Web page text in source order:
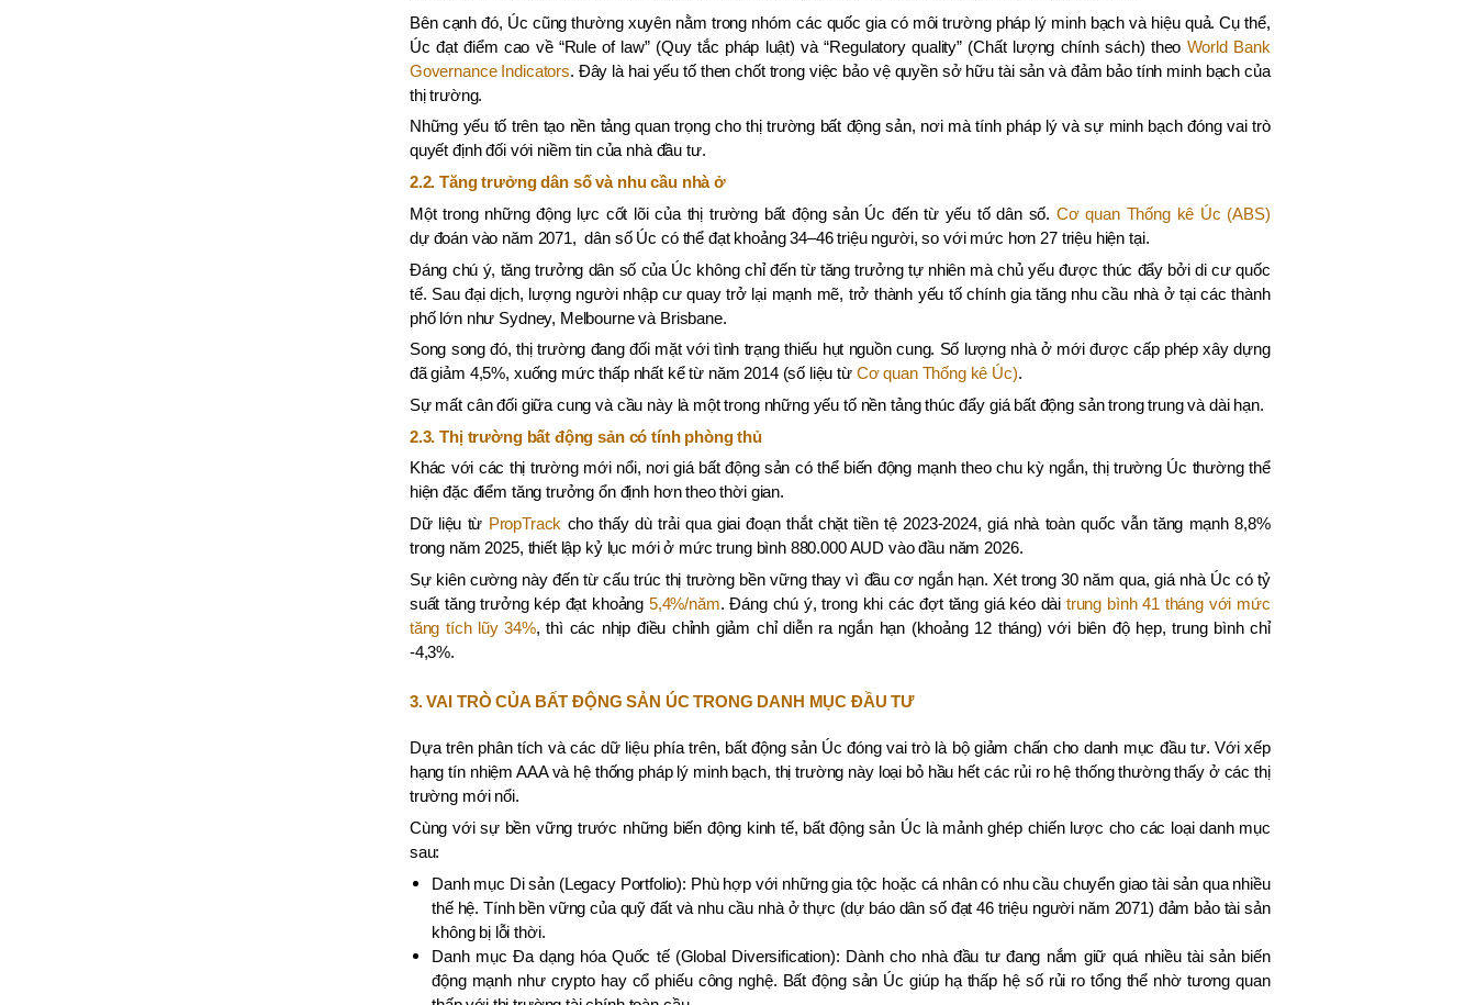
Bên cạnh đó, Úc cũng thường xuyên nằm trong nhóm các quốc gia có môi trường pháp lý minh bạch và hiệu quả. Cụ thể,
Úc đạt điểm cao về “Rule of law” (Quy tắc pháp luật) và “Regulatory quality” (Chất lượng chính sách) theo World Bank
Governance Indicators. Đây là hai yếu tố then chốt trong việc bảo vệ quyền sở hữu tài sản và đảm bảo tính minh bạch của
thị trường.
Những yếu tố trên tạo nền tảng quan trọng cho thị trường bất động sản, nơi mà tính pháp lý và sự minh bạch đóng vai trò
quyết định đối với niềm tin của nhà đầu tư.
2.2. Tăng trưởng dân số và nhu cầu nhà ở
Một trong những động lực cốt lõi của thị trường bất động sản Úc đến từ yếu tố dân số. Cơ quan Thống kê Úc (ABS)
dự đoán vào năm 2071, dân số Úc có thể đạt khoảng 34–46 triệu người, so với mức hơn 27 triệu hiện tại.
Đáng chú ý, tăng trưởng dân số của Úc không chỉ đến từ tăng trưởng tự nhiên mà chủ yếu được thúc đẩy bởi di cư quốc
tế. Sau đại dịch, lượng người nhập cư quay trở lại mạnh mẽ, trở thành yếu tố chính gia tăng nhu cầu nhà ở tại các thành
phố lớn như Sydney, Melbourne và Brisbane.
Song song đó, thị trường đang đối mặt với tình trạng thiếu hụt nguồn cung. Số lượng nhà ở mới được cấp phép xây dựng
đã giảm 4,5%, xuống mức thấp nhất kể từ năm 2014 (số liệu từ Cơ quan Thống kê Úc).
Sự mất cân đối giữa cung và cầu này là một trong những yếu tố nền tảng thúc đẩy giá bất động sản trong trung và dài hạn.
2.3. Thị trường bất động sản có tính phòng thủ
Khác với các thị trường mới nổi, nơi giá bất động sản có thể biến động mạnh theo chu kỳ ngắn, thị trường Úc thường thể
hiện đặc điểm tăng trưởng ổn định hơn theo thời gian.
Dữ liệu từ PropTrack cho thấy dù trải qua giai đoạn thắt chặt tiền tệ 2023-2024, giá nhà toàn quốc vẫn tăng mạnh 8,8%
trong năm 2025, thiết lập kỷ lục mới ở mức trung bình 880.000 AUD vào đầu năm 2026.
Sự kiên cường này đến từ cấu trúc thị trường bền vững thay vì đầu cơ ngắn hạn. Xét trong 30 năm qua, giá nhà Úc có tỷ
suất tăng trưởng kép đạt khoảng 5,4%/năm. Đáng chú ý, trong khi các đợt tăng giá kéo dài trung bình 41 tháng với mức
tăng tích lũy 34%, thì các nhịp điều chỉnh giảm chỉ diễn ra ngắn hạn (khoảng 12 tháng) với biên độ hẹp, trung bình chỉ
-4,3%.
3. VAI TRÒ CỦA BẤT ĐỘNG SẢN ÚC TRONG DANH MỤC ĐẦU TƯ
Dựa trên phân tích và các dữ liệu phía trên, bất động sản Úc đóng vai trò là bộ giảm chấn cho danh mục đầu tư. Với xếp
hạng tín nhiệm AAA và hệ thống pháp lý minh bạch, thị trường này loại bỏ hầu hết các rủi ro hệ thống thường thấy ở các thị
trường mới nổi.
Cùng với sự bền vững trước những biến động kinh tế, bất động sản Úc là mảnh ghép chiến lược cho các loại danh mục
sau:
Danh mục Di sản (Legacy Portfolio): Phù hợp với những gia tộc hoặc cá nhân có nhu cầu chuyển giao tài sản qua nhiều
thế hệ. Tính bền vững của quỹ đất và nhu cầu nhà ở thực (dự báo dân số đạt 46 triệu người năm 2071) đảm bảo tài sản
không bị lỗi thời.
Danh mục Đa dạng hóa Quốc tế (Global Diversification): Dành cho nhà đầu tư đang nắm giữ quá nhiều tài sản biến
động mạnh như crypto hay cổ phiếu công nghệ. Bất động sản Úc giúp hạ thấp hệ số rủi ro tổng thể nhờ tương quan